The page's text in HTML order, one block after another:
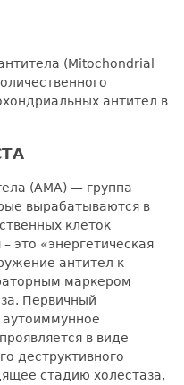
(Mitochondrial
антител в
(AMA) — группа
вырабатываются в
клеток
это «энергетическая
антител к
маркером
Первичный
в виде
деструктивного
стадию холестаза,